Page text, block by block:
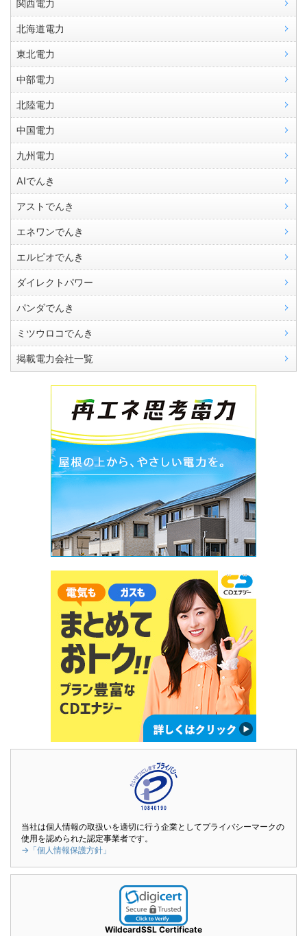
関西電力
北海道電力
東北電力
中部電力
北陸電力
中国電力
九州電力
AIでんき
アストでんき
エネワンでんき
エルピオでんき
ダイレクトパワー
パンダでんき
ミツウロコでんき
掲載電力会社一覧
当社は個人情報の取扱いを適切に行う企業としてプライバシーマークの
使用を認められた認定事業者です。
→「個人情報保護方針」
WildcardSSL Certificate